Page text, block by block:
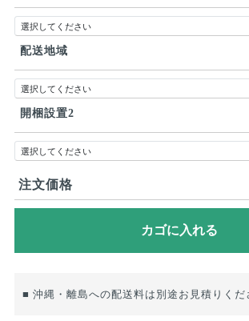
配送地域
開梱設置2
注文価格
■ 沖縄・離島への配送料は別途お見積りくだ